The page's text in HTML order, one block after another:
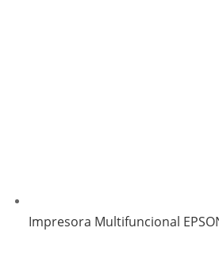
Impresora Multifuncional